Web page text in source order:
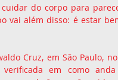
do corpo para
vai além disso: é estar
Cruz, em São Paulo,
em como